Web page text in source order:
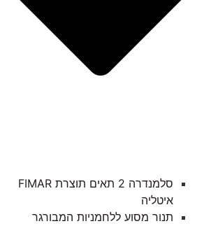
סלמנדרה 2 תאים תוצרת FIMAR
איטליה
תנור מסוע ללחמניות המבורגר